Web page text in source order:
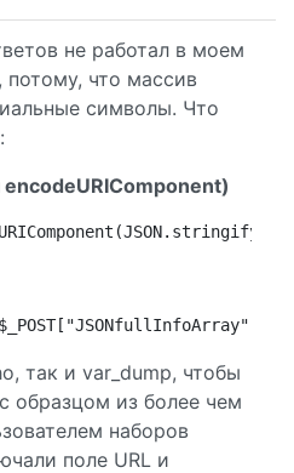
не работал в моем
потому, что массив
символы. Что
так и var_dump, чтобы
образцом из более чем
наборов
поле URL и